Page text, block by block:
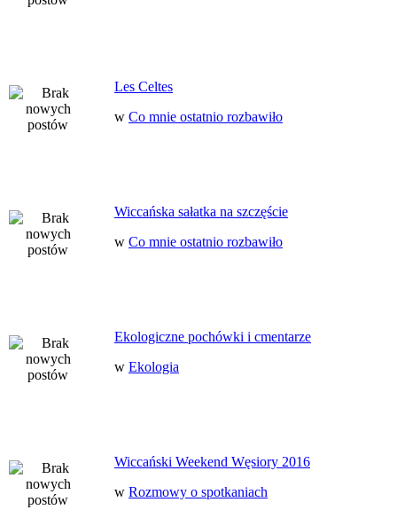
Les Celtes
w Co mnie ostatnio rozbawiło
Wiccańska sałatka na szczęście
w Co mnie ostatnio rozbawiło
Ekologiczne pochówki i cmentarze
w Ekologia
Wiccański Weekend Węsiory 2016
w Rozmowy o spotkaniach